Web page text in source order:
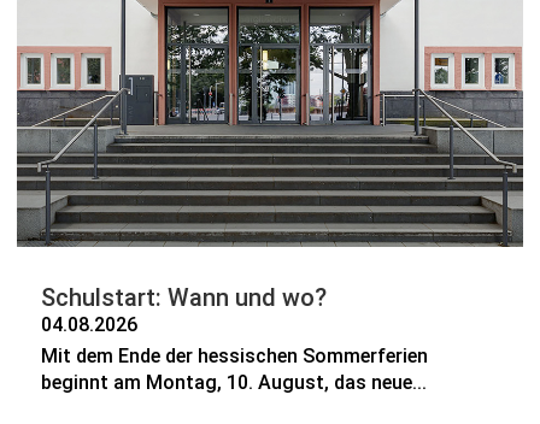
Schulstart: Wann und wo?
04.08.2026
Mit dem Ende der hessischen Sommerferien
beginnt am Montag, 10. August, das neue...